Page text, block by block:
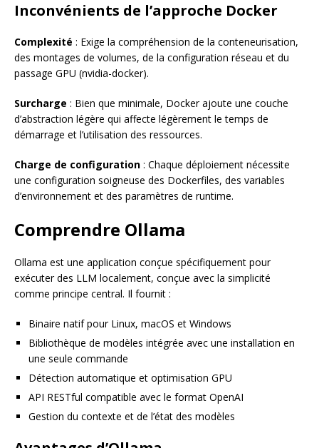
Inconvénients de l’approche Docker
Complexité : Exige la compréhension de la conteneurisation,
des montages de volumes, de la configuration réseau et du
passage GPU (nvidia-docker).
Surcharge : Bien que minimale, Docker ajoute une couche
d’abstraction légère qui affecte légèrement le temps de
démarrage et l’utilisation des ressources.
Charge de configuration : Chaque déploiement nécessite
une configuration soigneuse des Dockerfiles, des variables
d’environnement et des paramètres de runtime.
Comprendre Ollama
Ollama est une application conçue spécifiquement pour
exécuter des LLM localement, conçue avec la simplicité
comme principe central. Il fournit :
Binaire natif pour Linux, macOS et Windows
Bibliothèque de modèles intégrée avec une installation en
une seule commande
Détection automatique et optimisation GPU
API RESTful compatible avec le format OpenAI
Gestion du contexte et de l’état des modèles